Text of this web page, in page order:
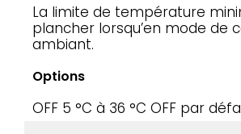
La limite de température
plancher lorsqu’en mode de
ambiant.
Options
OFF 5 °C à 36 °C OFF par